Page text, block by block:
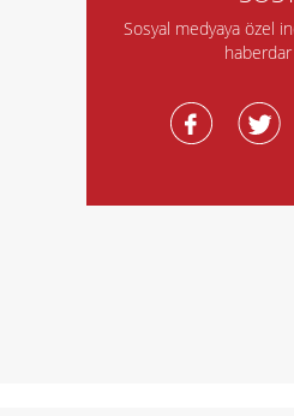
Sosyal medyaya özel
haberdar